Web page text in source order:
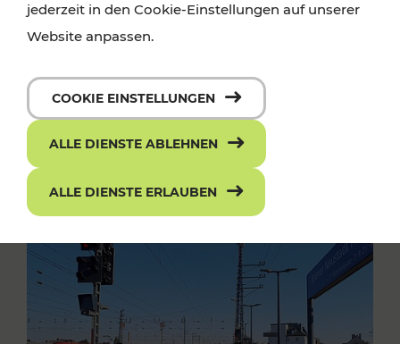
jederzeit in den Cookie-Einstellungen auf unserer
Website anpassen.
COOKIE EINSTELLUNGEN
ALLE DIENSTE ABLEHNEN
ALLE DIENSTE ERLAUBEN